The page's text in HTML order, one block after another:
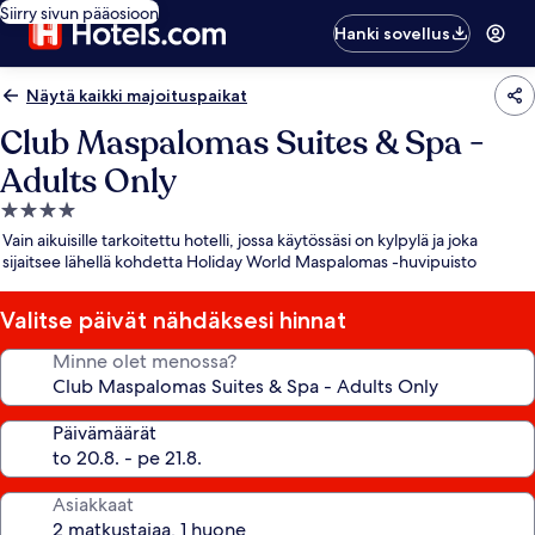
Siirry sivun pääosioon
Hanki sovellus
Näytä kaikki majoituspaikat
Club Maspalomas Suites & Spa -
Adults Only
4.0
tähden
majoituspaikka
Vain aikuisille tarkoitettu hotelli, jossa käytössäsi on kylpylä ja joka
sijaitsee lähellä kohdetta Holiday World Maspalomas -huvipuisto
Valitse päivät nähdäksesi hinnat
Minne olet menossa?
Päivämäärät
Asiakkaat